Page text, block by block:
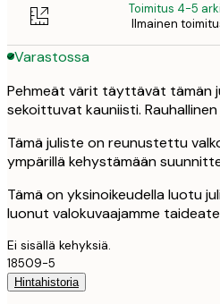
Toimitus 4-5
Ilmainen
Varastossa
Pehmeät värit täyttävät tämän
sekoittuvat kauniisti.
Tämä juliste on reunustettu
ympärillä kehystämään
Tämä on yksinoikeudella luotu
luonut valokuvaajamme
Ei sisällä kehyksiä.
18509-5
Hintahistoria